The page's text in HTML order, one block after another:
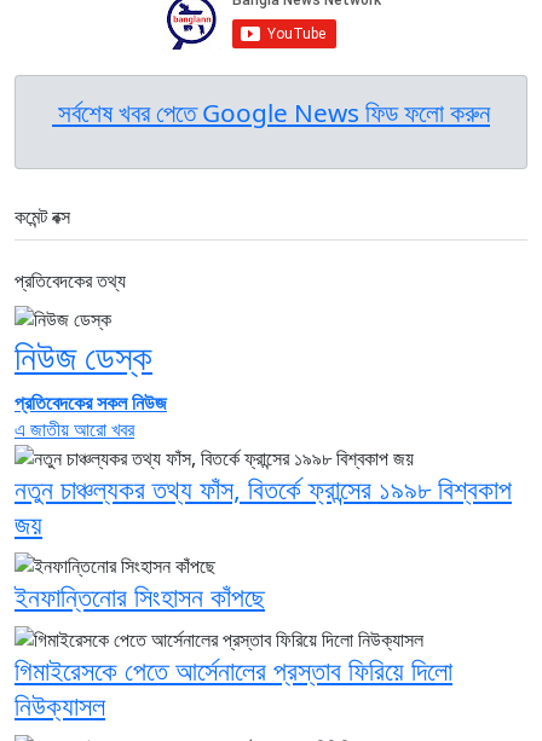
সর্বশেষ খবর পেতে Google News ফিড ফলো করুন
কমেন্ট বক্স
প্রতিবেদকের তথ্য
নিউজ ডেস্ক
প্রতিবেদকের সকল নিউজ
এ জাতীয় আরো খবর
নতুন চাঞ্চল্যকর তথ্য ফাঁস, বিতর্কে ফ্রান্সের ১৯৯৮ বিশ্বকাপ
জয়
ইনফান্তিনোর সিংহাসন কাঁপছে
গিমাইরেসকে পেতে আর্সেনালের প্রস্তাব ফিরিয়ে দিলো
নিউক্যাসল